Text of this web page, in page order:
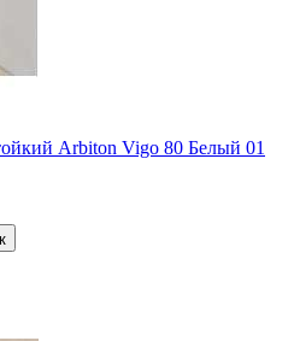
Arbiton Vigo 80 Белый 01